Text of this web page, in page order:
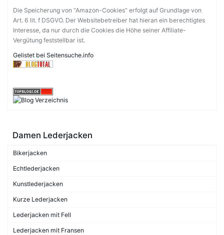
Die Speicherung von “Amazon-Cookies” erfolgt auf Grundlage von
Art. 6 lit. f DSGVO. Der Websitebetreiber hat hieran ein berechtigtes
Interesse, da nur durch die Cookies die Höhe seiner Affiliate-
Vergütung feststellbar ist.
Gelistet bei Seitensuche.info
Damen Lederjacken
Bikerjacken
Echtlederjacken
Kunstlederjacken
Kurze Lederjacken
Lederjacken mit Fell
Lederjacken mit Fransen